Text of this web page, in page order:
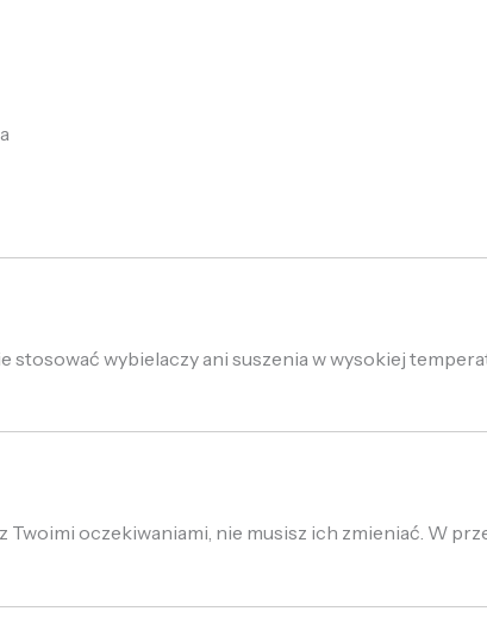
stosować wybielaczy ani suszenia w wysokiej
oczekiwaniami, nie musisz ich zmieniać. W